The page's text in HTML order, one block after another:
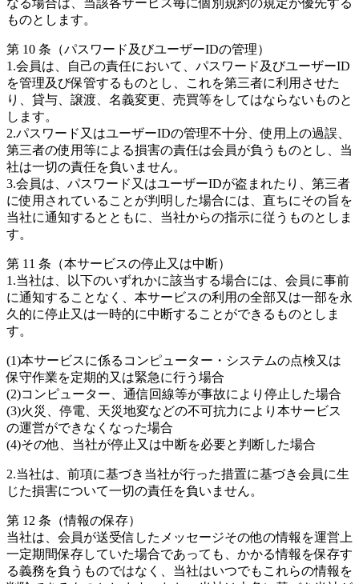
ものとします。
第 10 条（パスワード及びユーザーIDの管理）
1.会員は、自己の責任において、パスワード及びユーザーID
を管理及び保管するものとし、これを第三者に利用させた
り、貸与、譲渡、名義変更、売買等をしてはならないものと
します。
2.パスワード又はユーザーIDの管理不十分、使用上の過誤、
第三者の使用等による損害の責任は会員が負うものとし、当
社は一切の責任を負いません。
3.会員は、パスワード又はユーザーIDが盗まれたり、第三者
に使用されていることが判明した場合には、直ちにその旨を
当社に通知するとともに、当社からの指示に従うものとしま
す。
第 11 条（本サービスの停止又は中断）
1.当社は、以下のいずれかに該当する場合には、会員に事前
に通知することなく、本サービスの利用の全部又は一部を永
久的に停止又は一時的に中断することができるものとしま
す。
(1)本サービスに係るコンピューター・システムの点検又は
保守作業を定期的又は緊急に行う場合
(2)コンピューター、通信回線等が事故により停止した場合
(3)火災、停電、天災地変などの不可抗力により本サービス
の運営ができなくなった場合
(4)その他、当社が停止又は中断を必要と判断した場合
2.当社は、前項に基づき当社が行った措置に基づき会員に生
じた損害について一切の責任を負いません。
第 12 条（情報の保存）
当社は、会員が送受信したメッセージその他の情報を運営上
一定期間保存していた場合であっても、かかる情報を保存す
る義務を負うものではなく、当社はいつでもこれらの情報を